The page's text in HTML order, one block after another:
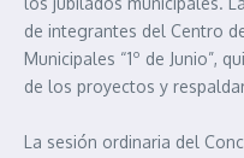
de integrantes del Centro
Municipales “1º de Junio”,
de los proyectos y
La sesión ordinaria del